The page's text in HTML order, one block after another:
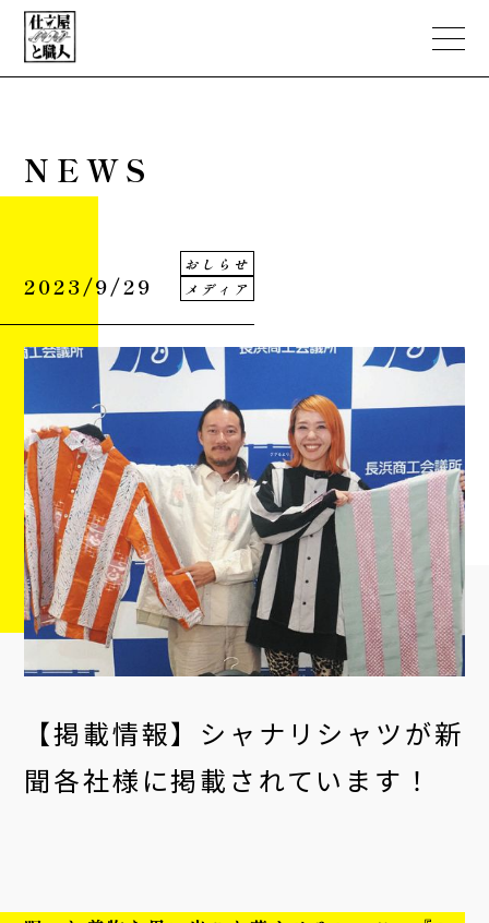
PORTFOLIO
職人文化人類学
NEWS
EC STORE
CONTACT
NEWS
2023/9/29
おしらせ
メディア
【掲載情報】シャナリシャツが新
聞各社様に掲載されています！